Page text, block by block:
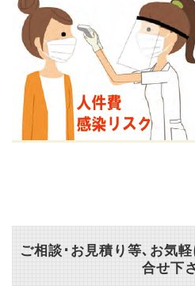
ご相談･お見積り等､お気
合せ下